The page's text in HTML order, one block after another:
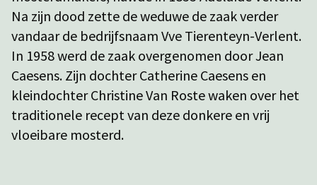
Na zijn dood zette de weduwe de zaak verder
vandaar de bedrijfsnaam Vve Tierenteyn-Verlent.
In 1958 werd de zaak overgenomen door Jean
Caesens. Zijn dochter Catherine Caesens en
kleindochter Christine Van Roste waken over het
traditionele recept van deze donkere en vrij
vloeibare mosterd.